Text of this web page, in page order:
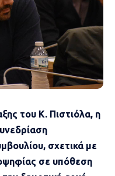
του Κ. Πιστιόλα, η
σχετικά με
σε υπόθεση